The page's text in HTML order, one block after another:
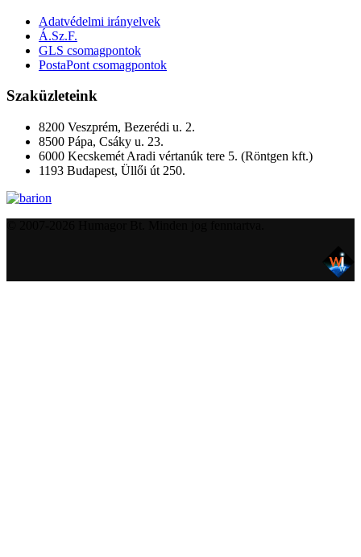
Adatvédelmi irányelvek
Á.Sz.F.
GLS csomagpontok
PostaPont csomagpontok
Szaküzleteink
8200 Veszprém, Bezerédi u. 2.
8500 Pápa, Csáky u. 23.
6000 Kecskemét Aradi vértanúk tere 5. (Röntgen kft.)
1193 Budapest, Üllői út 250.